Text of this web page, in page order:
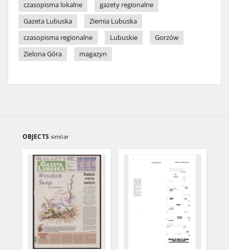
czasopisma lokalne
gazety regionalne
Gazeta Lubuska
Ziemia Lubuska
czasopisma regionalne
Lubuskie
Gorzów
Zielona Góra
magazyn
OBJECTS similar